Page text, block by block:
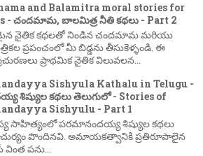
and Balamitra moral stories for
- చందమామ, బాలమిత్ర నీతి కథలు - Part 2
నైతిక కథలతో నిండిన చందమామ మరియు
ప్రపంచంలో మీ బిడ్డను తీసుకెళ్ళండి. ఈ
ప్రాథమిక నైతిక విలువలన...
Sishyula Kathalu in Telugu -
శిష్యుల కథలు తెలుగులో - Stories of
Sishyulu - Part 1
సాహిత్యంలో పరమానందయ్య శిష్యుల కథలు
పొందినవి. అమాయకత్వానికి ప్రతిరూపాలైన
వింత పను...